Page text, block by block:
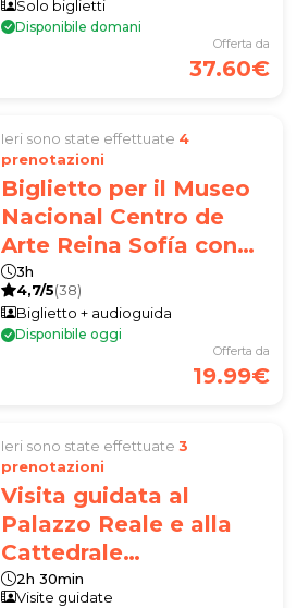
Solo biglietti
Disponibile domani
Offerta da
37.60€
Ieri sono state effettuate 4
prenotazioni
Biglietto per il Museo
Nacional Centro de
Arte Reina Sofía con
audioguida APP
3h
4,7/5(38)
Biglietto + audioguida
Disponibile oggi
Offerta da
19.99€
Ieri sono state effettuate 3
prenotazioni
Visita guidata al
Palazzo Reale e alla
Cattedrale
dell'Almudena
2h 30min
Visite guidate